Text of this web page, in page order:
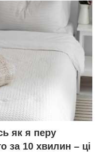
як я перу
за 10 хвилин – ці